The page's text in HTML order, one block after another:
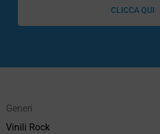
CLICCA QUI
Generi
Vinili Rock